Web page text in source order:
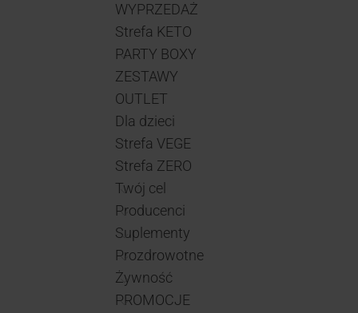
WYPRZEDAŻ
Strefa KETO
PARTY BOXY
ZESTAWY
OUTLET
Dla dzieci
Strefa VEGE
Strefa ZERO
Twój cel
Producenci
Suplementy
Prozdrowotne
Żywność
PROMOCJE